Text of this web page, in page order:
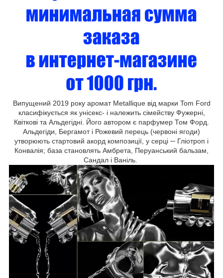
Випущений 2019 року аромат Metallique від марки Tom Ford
класифікується як унісекс- і належить сімейству Фужерні,
Квіткові та Альдегідні. Його автором є парфумер Том Форд.
Альдегіди, Бергамот і Рожевий перець (червоні ягоди)
утворюють стартовий акорд композиції, у серці ─ Гліотроп і
Конвалія; база становлять Амбрета, Перуанський бальзам,
Сандал і Ваніль.